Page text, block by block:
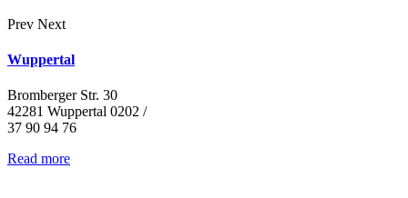
Prev Next
Wuppertal
Bromberger Str. 30
42281 Wuppertal 0202 /
37 90 94 76
Read more